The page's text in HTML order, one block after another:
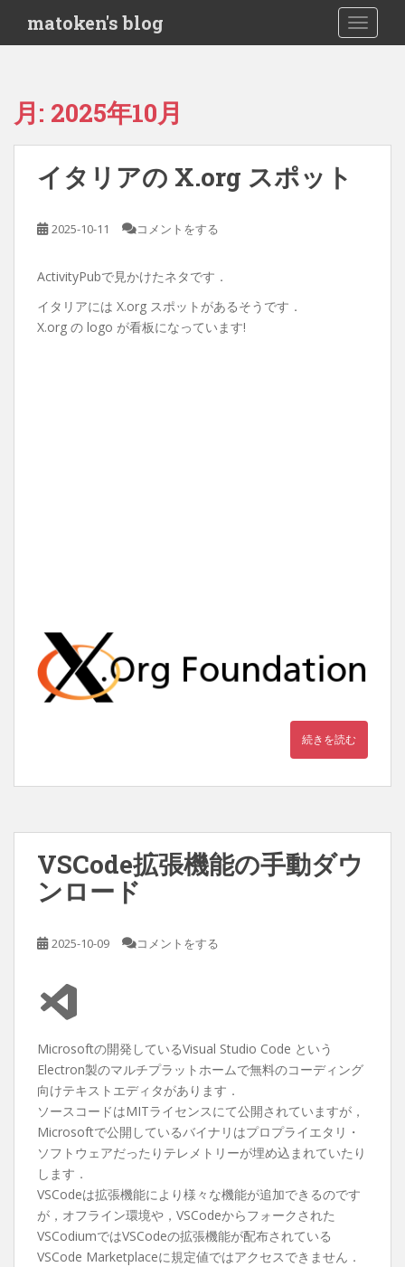
i
matoken's blog
月: 2025年10月
イタリアの X.org スポット
2025-10-11 コメントをする
ActivityPubで見かけたネタです．
イタリアには X.org スポットがあるそうです．
X.org の logo が看板になっています!
続きを読む
VSCode拡張機能の手動ダウ
ンロード
2025-10-09 コメントをする
Microsoftの開発しているVisual Studio Code という
Electron製のマルチプラットホームで無料のコーディング
向けテキストエディタがあります．
ソースコードはMITライセンスにて公開されていますが，
Microsoftで公開しているバイナリはプロプライエタリ・
ソフトウェアだったりテレメトリーが埋め込まれていたり
します．
VSCodeは拡張機能により様々な機能が追加できるのです
が，オフライン環境や，VSCodeからフォークされた
VSCodiumではVSCodeの拡張機能が配布されている
VSCode Marketplaceに規定値ではアクセスできません．